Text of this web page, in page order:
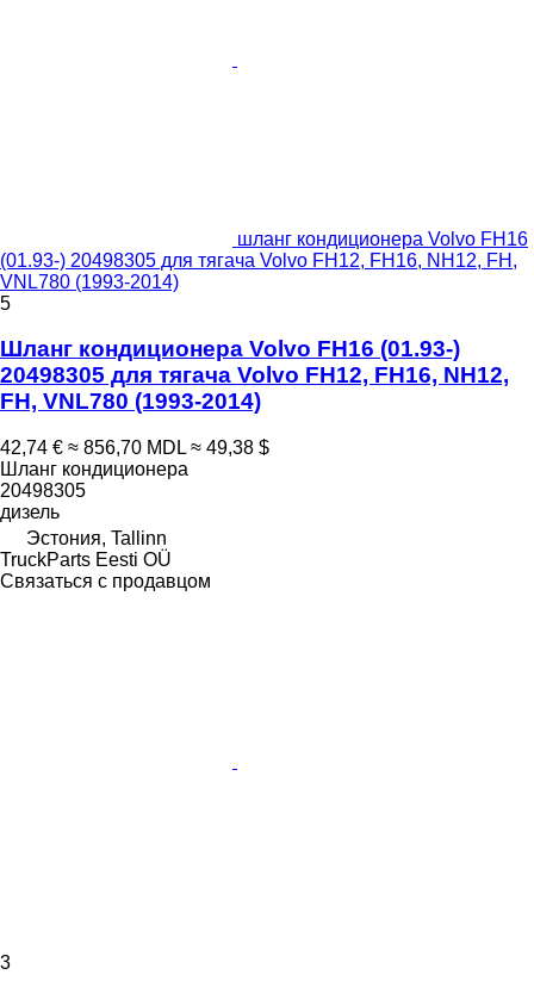
шланг кондиционера Volvo FH16
(01.93-) 20498305 для тягача Volvo FH12, FH16, NH12, FH,
VNL780 (1993-2014)
5
Шланг кондиционера Volvo FH16 (01.93-)
20498305 для тягача Volvo FH12, FH16, NH12,
FH, VNL780 (1993-2014)
42,74 € ≈ 856,70 MDL ≈ 49,38 $
Шланг кондиционера
20498305
дизель
Эстония, Tallinn
TruckParts Eesti OÜ
Связаться с продавцом
3